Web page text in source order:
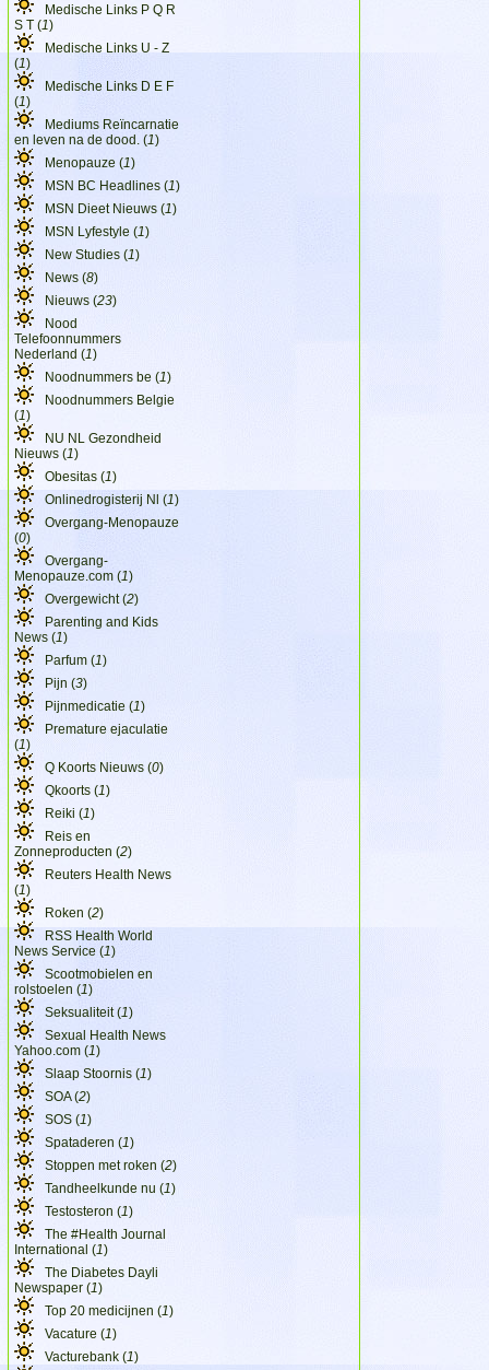
Medische Links P Q R
S T (1)
Medische Links U - Z
(1)
Medische Links D E F
(1)
Mediums Reïncarnatie
en leven na de dood. (1)
Menopauze (1)
MSN BC Headlines (1)
MSN Dieet Nieuws (1)
MSN Lyfestyle (1)
New Studies (1)
News (8)
Nieuws (23)
Nood
Telefoonnummers
Nederland (1)
Noodnummers be (1)
Noodnummers Belgie
(1)
NU NL Gezondheid
Nieuws (1)
Obesitas (1)
Onlinedrogisterij Nl (1)
Overgang-Menopauze
(0)
Overgang-
Menopauze.com (1)
Overgewicht (2)
Parenting and Kids
News (1)
Parfum (1)
Pijn (3)
Pijnmedicatie (1)
Premature ejaculatie
(1)
Q Koorts Nieuws (0)
Qkoorts (1)
Reiki (1)
Reis en
Zonneproducten (2)
Reuters Health News
(1)
Roken (2)
RSS Health World
News Service (1)
Scootmobielen en
rolstoelen (1)
Seksualiteit (1)
Sexual Health News
Yahoo.com (1)
Slaap Stoornis (1)
SOA (2)
SOS (1)
Spataderen (1)
Stoppen met roken (2)
Tandheelkunde nu (1)
Testosteron (1)
The #Health Journal
International (1)
The Diabetes Dayli
Newspaper (1)
Top 20 medicijnen (1)
Vacature (1)
Vacturebank (1)